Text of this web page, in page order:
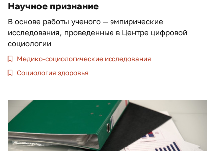
Научное признание
В основе работы ученого — эмпирические
исследования, проведенные в Центре цифровой
социологии
Медико-социологические исследования
Социология здоровья